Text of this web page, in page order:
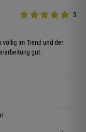
5
völlig im Trend und der
gut.